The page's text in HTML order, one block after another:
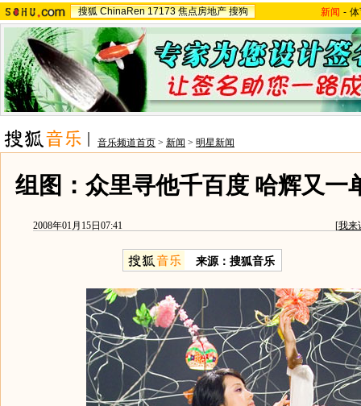
搜狐 ChinaRen 17173 焦点房地产 搜狗 新闻 -
音乐频道首页 > 新闻 > 明星新闻
组图：众里寻他千百度 哈辉又一
2008年01月15日07:41 [我来
来源：搜狐音乐